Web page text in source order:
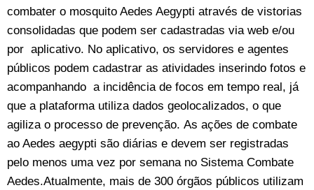
combater o mosquito Aedes Aegypti através de vistorias
consolidadas que podem ser cadastradas via web e/ou
por aplicativo. No aplicativo, os servidores e agentes
públicos podem cadastrar as atividades inserindo fotos e
acompanhando a incidência de focos em tempo real, já
que a plataforma utiliza dados geolocalizados, o que
agiliza o processo de prevenção. As ações de combate
ao Aedes aegypti são diárias e devem ser registradas
pelo menos uma vez por semana no Sistema Combate
Aedes.Atualmente, mais de 300 órgãos públicos utilizam